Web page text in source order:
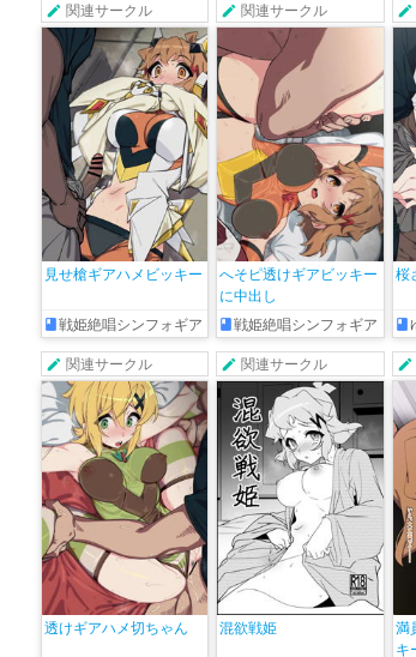
関連サークル
見せ槍ギアハメビッキー
戦姫絶唱シンフォギア
関連サークル
へそピ透けギアビッキー
に中出し
戦姫絶唱シンフォギア
桜
関連サークル
透けギアハメ切ちゃん
関連サークル
混欲戦姫
満
キ